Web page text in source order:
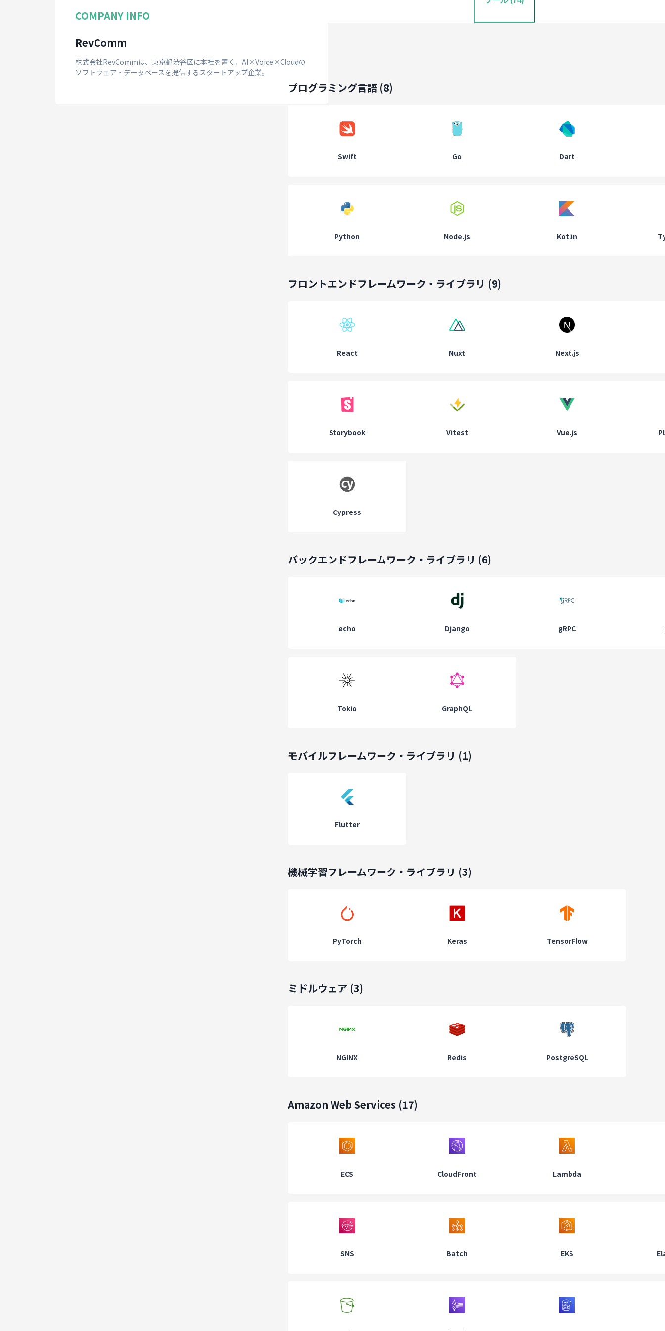
COMPANY INFO
RevComm
株式会社RevCommは、東京都渋谷区に本社を置く、AI×Voice×Cloudの
ソフトウェア・データベースを提供するスタートアップ企業。
プログラミング言語 (8)
Swift Go Dart
Python Node.js Kotlin
フロントエンドフレームワーク・ライブラリ (9)
React Nuxt Next.js
Storybook Vitest Vue.js
Cypress
バックエンドフレームワーク・ライブラリ (6)
echo Django gRPC
Tokio GraphQL
モバイルフレームワーク・ライブラリ (1)
Flutter
機械学習フレームワーク・ライブラリ (3)
PyTorch Keras TensorFlow
ミドルウェア (3)
NGINX Redis PostgreSQL
Amazon Web Services (17)
ECS CloudFront Lambda
SNS Batch EKS